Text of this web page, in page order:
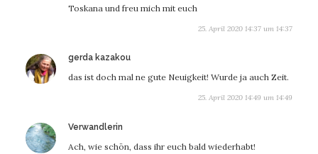
Toskana und freu mich mit euch
25. April 2020 14:37 um 14:37
gerda kazakousagt:
das ist doch mal ne gute Neuigkeit! Wurde ja auch Zeit.
25. April 2020 14:49 um 14:49
Verwandlerin
Ach, wie schön, dass ihr euch bald wiederhabt!